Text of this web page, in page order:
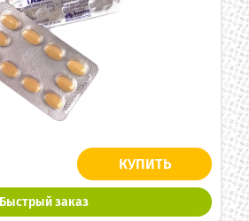
КУПИТЬ
Быстрый заказ